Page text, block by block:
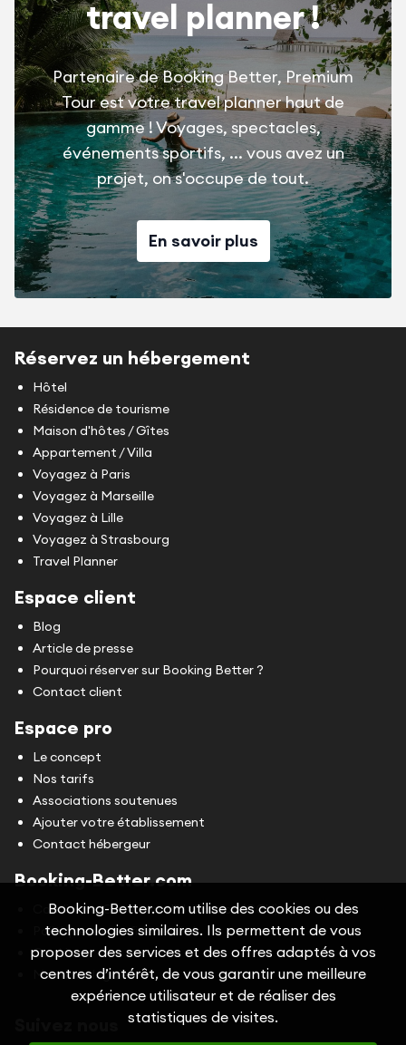
travel planner !
Partenaire de Booking Better, Premium
Tour est votre travel planner haut de
gamme ! Voyages, spectacles,
événements sportifs, ... vous avez un
projet, on s'occupe de tout.
En savoir plus
Réservez un hébergement
Hôtel
Résidence de tourisme
Maison d'hôtes / Gîtes
Appartement / Villa
Voyagez à Paris
Voyagez à Marseille
Voyagez à Lille
Voyagez à Strasbourg
Travel Planner
Espace client
Blog
Article de presse
Pourquoi réserver sur Booking Better ?
Contact client
Espace pro
Le concept
Nos tarifs
Associations soutenues
Ajouter votre établissement
Contact hébergeur
Booking-Better.com
Conditions Générales d'Utilisation (CGU)
Politique de confidentialité
Cookies
Mentions légales
Booking-Better.com utilise des cookies ou des
technologies similaires. Ils permettent de vous
proposer des services et des offres adaptés à vos
centres d’intérêt, de vous garantir une meilleure
expérience utilisateur et de réaliser des
statistiques de visites.